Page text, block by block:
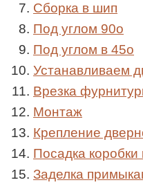
Сборка в шип
Под углом 90o
Под углом в 45o
Устанавливаем
Врезка
Монтаж
Крепление
Посадка
Заделка